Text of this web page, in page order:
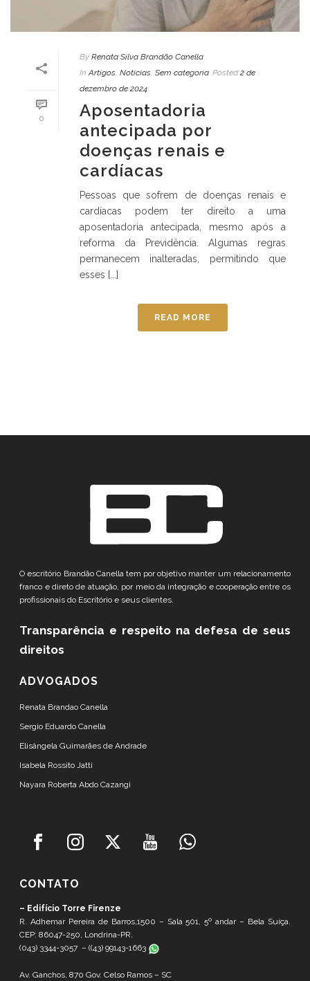
0
By Renata Silva Brandão Canella
In Artigos, Notícias, Sem categoria Posted 2 de
dezembro de 2024
Aposentadoria
antecipada por
doenças renais e
cardíacas
Pessoas que sofrem de doenças renais e
cardíacas podem ter direito a uma
aposentadoria antecipada, mesmo após a
reforma da Previdência. Algumas regras
permanecem inalteradas, permitindo que
esses [...]
READ MORE
O escritório Brandão Canella tem por objetivo manter um relacionamento
franco e direto de atuação, por meio da integração e cooperação entre os
profissionais do Escritório e seus clientes.
Transparência e respeito na defesa de seus
direitos
ADVOGADOS
Renata Brandao Canella
Sergio Eduardo Canella
Elisângela Guimarães de Andrade
Isabela Rossito Jatti
Nayara Roberta Abdo Cazangi
CONTATO
– Edifício Torre Firenze
R. Adhemar Pereira de Barros,1500 – Sala 501, 5º andar – Bela Suíça.
CEP: 86047-250, Londrina-PR.
(043) 3344-3057 – ((43) 99143-1663
Av. Ganchos, 870 Gov. Celso Ramos – SC